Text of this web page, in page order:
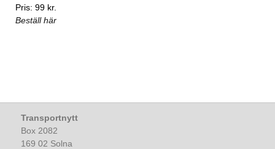
Pris: 99 kr.
Beställ här
Transportnytt
Box 2082
169 02 Solna